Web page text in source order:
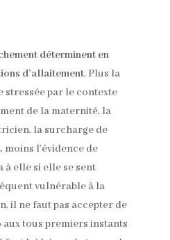
déterminent en
d’allaitement. Plus la
stressée par le contexte
de la maternité, la
la surcharge de
l’évidence de
à elle si elle se sent
vulnérable à la
il ne faut pas accepter de
aux tous premiers instants